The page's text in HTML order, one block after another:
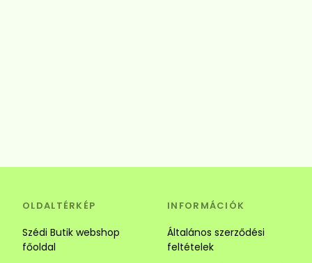
OLDALTÉRKÉP
Szédi Butik webshop
főoldal
INFORMÁCIÓK
Általános szerződési
feltételek